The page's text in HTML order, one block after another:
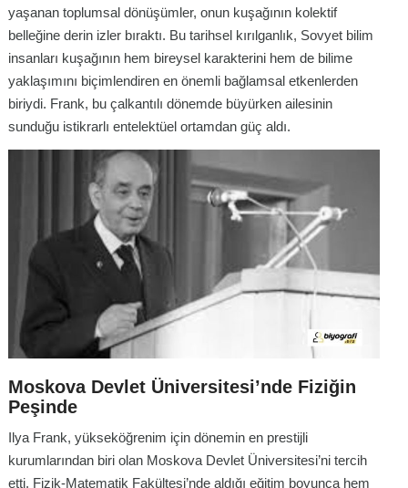
yaşanan toplumsal dönüşümler, onun kuşağının kolektif
belleğine derin izler bıraktı. Bu tarihsel kırılganlık, Sovyet bilim
insanları kuşağının hem bireysel karakterini hem de bilime
yaklaşımını biçimlendiren en önemli bağlamsal etkenlerden
biriydi. Frank, bu çalkantılı dönemde büyürken ailesinin
sunduğu istikrarlı entelektüel ortamdan güç aldı.
Moskova Devlet Üniversitesi’nde Fiziğin
Peşinde
Ilya Frank, yükseköğrenim için dönemin en prestijli
kurumlarından biri olan Moskova Devlet Üniversitesi’ni tercih
etti. Fizik-Matematik Fakültesi’nde aldığı eğitim boyunca hem